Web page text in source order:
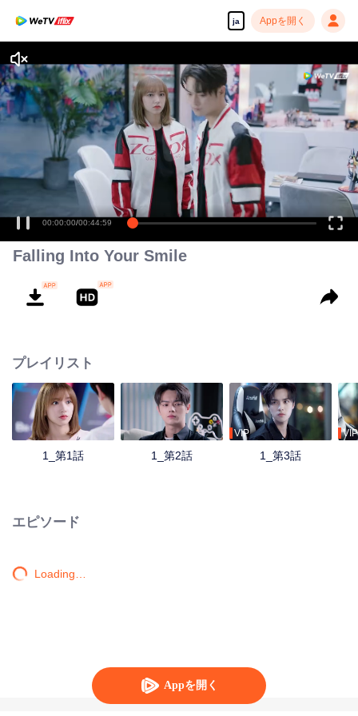
ja Appを開く
Appを開く
00:00:00/00:44:59
Falling Into Your Smile
プレイリスト
1_第1話 1_第2話
VIP
1_第3話
VIP
エピソード
Loading…